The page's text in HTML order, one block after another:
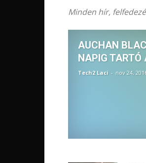
Minden hír,
AUCHAN
NAPIG TARTÓ
Tech2 Laci - nov 24,